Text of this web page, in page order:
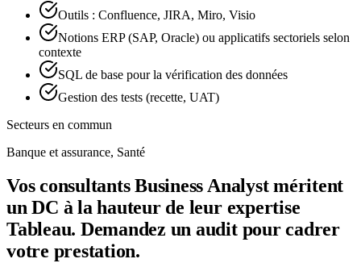
Outils : Confluence, JIRA, Miro, Visio
Notions ERP (SAP, Oracle) ou applicatifs sectoriels selon
contexte
SQL de base pour la vérification des données
Gestion des tests (recette, UAT)
Secteurs en commun
Banque et assurance, Santé
Vos consultants Business Analyst méritent
un DC à la hauteur de leur expertise
Tableau. Demandez un audit pour cadrer
votre prestation.